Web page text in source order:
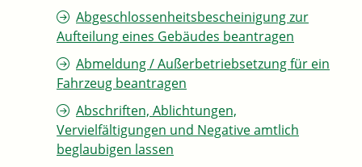
Abgeschlossenheitsbescheinigung zur
Aufteilung eines Gebäudes beantragen
Abmeldung / Außerbetriebsetzung für ein
Fahrzeug beantragen
Abschriften, Ablichtungen,
Vervielfältigungen und Negative amtlich
beglaubigen lassen